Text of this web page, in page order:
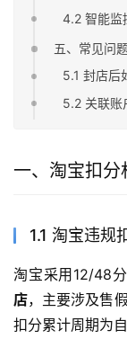
4.2 智能监
五、常见问
5.1 封店后
5.2 关联账
一、淘宝扣
1.1 淘宝违规
淘宝采用12/48分
店，主要涉及售
扣分累计周期为